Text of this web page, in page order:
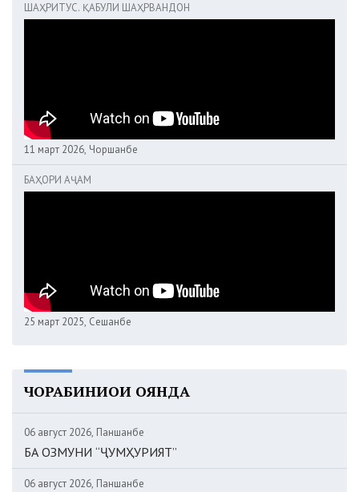
ШАҲРИТУС. ҚАБУЛИ ШАҲРВАНДОН
11 март 2026, Чоршанбе
БАҲОРИ АҶАМ
25 март 2025, Сешанбе
ЧОРАБИНИҲОИ ОЯНДА
06 август 2026, Панҷшанбе
БА ОЗМУНИ “ҶУМҲУРИЯТ”
06 август 2026, Панҷшанбе